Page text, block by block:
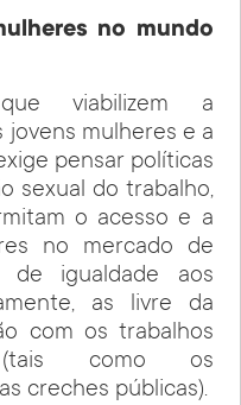
no mundo
viabilizem a
jovens mulheres e a
pensar políticas
sexual do trabalho,
o acesso e a
no mercado de
de igualdade aos
as livre da
com os trabalhos
(tais como os
creches públicas).